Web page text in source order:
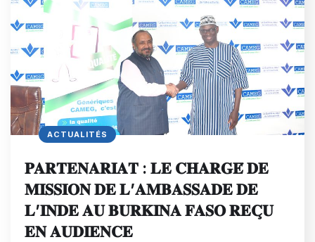
ACTUALITÉS
𝐏𝐀𝐑𝐓𝐄𝐍𝐀𝐑𝐈𝐀𝐓 : 𝐋𝐄 𝐂𝐇𝐀𝐑𝐆𝐄́ 𝐃𝐄
𝐌𝐈𝐒𝐒𝐈𝐎𝐍 𝐃𝐄 𝐋’𝐀𝐌𝐁𝐀𝐒𝐒𝐀𝐃𝐄 𝐃𝐄
𝐋’𝐈𝐍𝐃𝐄 𝐀𝐔 𝐁𝐔𝐑𝐊𝐈𝐍𝐀 𝐅𝐀𝐒𝐎 𝐑𝐄𝐂̧𝐔
𝐄𝐍 𝐀𝐔𝐃𝐈𝐄𝐍𝐂𝐄